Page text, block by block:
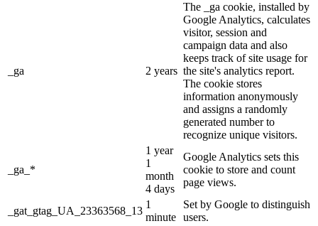
_ga 2 years
The _ga cookie, installed by
Google Analytics, calculates
visitor, session and
campaign data and also
keeps track of site usage for
the site's analytics report.
The cookie stores
information anonymously
and assigns a randomly
generated number to
recognize unique visitors.
_ga_*
1 year
1
month
4 days
Google Analytics sets this
cookie to store and count
page views.
_gat_gtag_UA_23363568_13
1
minute
Set by Google to distinguish
users.